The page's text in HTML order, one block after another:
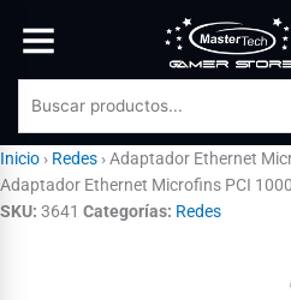
Inicio › Redes ›Adaptador Ethernet
Adaptador Ethernet Microfins PCI
SKU: 3641 Categorías: Redes